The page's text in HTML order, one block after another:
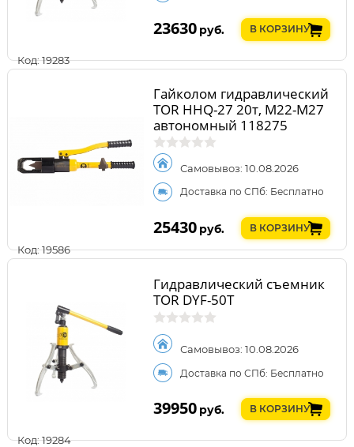
Код: 19283
23630 руб. В КОРЗИНУ
Код: 19586
Гайколом гидравлический
TOR HHQ-27 20т, М22-М27
автономный 118275
Самовывоз: 10.08.2026
Доставка по СПб: Бесплатно
25430 руб. В КОРЗИНУ
Код: 19284
Гидравлический съемник
TOR DYF-50T
Самовывоз: 10.08.2026
Доставка по СПб: Бесплатно
39950 руб. В КОРЗИНУ